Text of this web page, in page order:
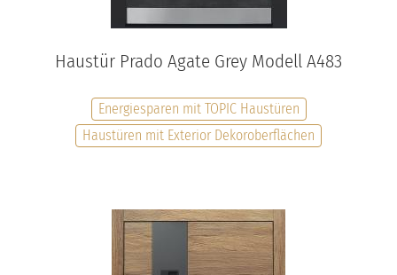
Haustür Prado Agate Grey Modell A483
Energiesparen mit TOPIC Haustüren
Haustüren mit Exterior Dekoroberflächen